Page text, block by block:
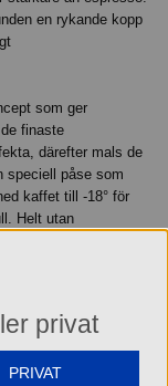
en rykande kopp
som ger
finaste
därefter mals de
speciell påse som
kaffet till -18° för
Helt utan
sötma, men även
privat
PRIVAT